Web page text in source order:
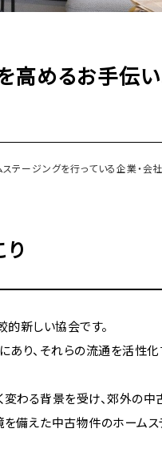
高めるお手伝
ステージングを行っている企業・会
新しい協会です。
り、それらの流通を活性化
わる背景を受け、郊外の
備えた中古物件のホーム